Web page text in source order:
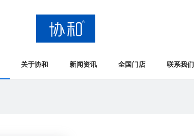
关于协和 新闻资讯 全国门店 联系我们